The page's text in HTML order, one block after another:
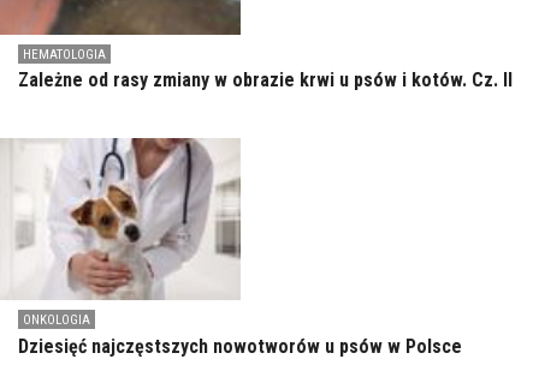
HEMATOLOGIA
Zależne od rasy zmiany w obrazie krwi u psów i kotów. Cz. II
ONKOLOGIA
Dziesięć najczęstszych nowotworów u psów w Polsce